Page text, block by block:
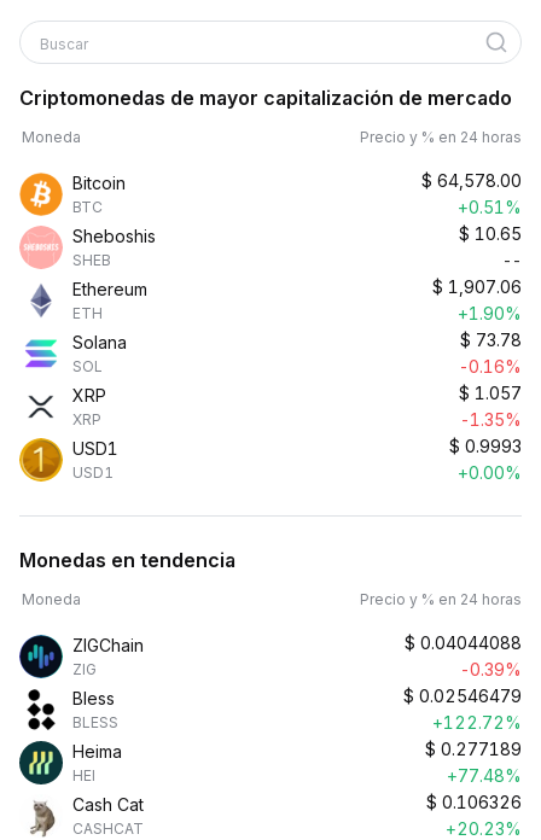
Buscar
Criptomonedas de mayor capitalización de mercado
Moneda Precio y % en 24 horas
Bitcoin
BTC
$ 64,578.00
+0.51%
Sheboshis
SHEB
$ 10.65
--
Ethereum
ETH
$ 1,907.06
+1.90%
Solana
SOL
$ 73.78
-0.16%
XRP
XRP
$ 1.057
-1.35%
USD1
USD1
$ 0.9993
+0.00%
Monedas en tendencia
Moneda Precio y % en 24 horas
ZIGChain
ZIG
$ 0.04044088
-0.39%
Bless
BLESS
$ 0.02546479
+122.72%
Heima
HEI
$ 0.277189
+77.48%
Cash Cat
CASHCAT
$ 0.106326
+20.23%